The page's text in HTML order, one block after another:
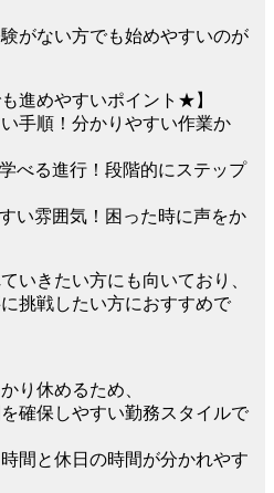
がない方でも始めやすいのが
も進めやすいポイント★】
手順！分かりやすい作業か
べる進行！段階的にステップ
い雰囲気！困った時に声をか
いきたい方にも向いており、
挑戦したい方におすすめで
り休めるため、
確保しやすい勤務スタイルで
間と休日の時間が分かれやす